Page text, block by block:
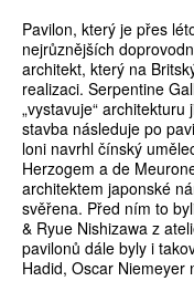
Pavilon, který je přes
nejrůznějších
architekt, který na
realizaci. Serpentine
„vystavuje“
stavba následuje po
loni navrhl čínský
Herzogem a de
architektem japonské
svěřena. Před ním to
& Ryue Nishizawa z
pavilonů dále byly i
Hadid, Oscar Niemeyer